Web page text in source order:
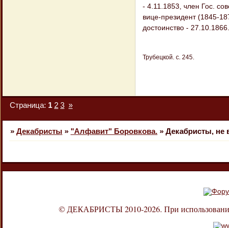
- 4.11.1853, член Гос.
вице-президент (1845-
достоинство - 27.10.1866.
Трубецкой. с. 245.
Страница: 1 2 3 »
» Декабристы » "Алфавит" Боровкова. » Декабристы, не
© ДЕКАБРИСТЫ 2010-2026. При использовании